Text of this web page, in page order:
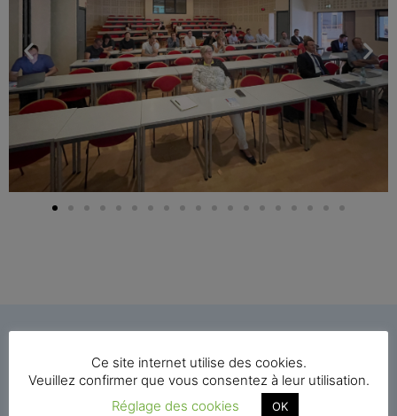
Ce site internet utilise des cookies.
Veuillez confirmer que vous consentez à leur utilisation.
Réglage des cookies
OK